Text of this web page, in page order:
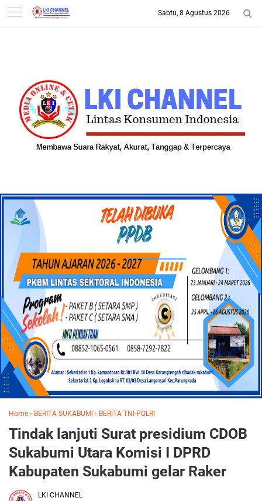
-->
Sabtu, 8 Agustus 2026
Home › BERITA SUKABUMI › BERITA TNI-POLRI
Tindak lanjuti Surat presidium CDOB
Sukabumi Utara Komisi I DPRD
Kabupaten Sukabumi gelar Raker
LKI CHANNEL